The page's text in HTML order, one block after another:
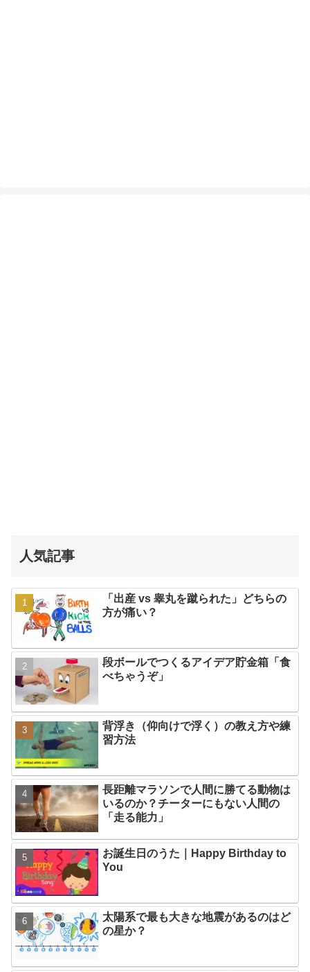
人気記事
「出産 vs 睾丸を蹴られた」どちらの
方が痛い？
段ボールでつくるアイデア貯金箱「食
べちゃうぞ」
背浮き（仰向けで浮く）の教え方や練
習方法
長距離マラソンで人間に勝てる動物は
いるのか？チーターにもない人間の
「走る能力」
お誕生日のうた｜Happy Birthday to
You
太陽系で最も大きな地震があるのはど
の星か？